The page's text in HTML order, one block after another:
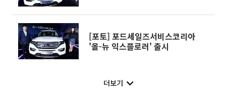
[포토] 포드세일즈서비스코리아
'올-뉴 익스플로러' 출시
더보기